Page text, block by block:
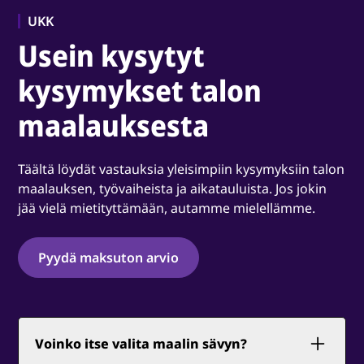
UKK
Usein kysytyt
kysymykset talon
maalauksesta
Täältä löydät vastauksia yleisimpiin kysymyksiin talon
maalauksen, työvaiheista ja aikatauluista. Jos jokin
jää vielä mietityttämään, autamme mielellämme.
Pyydä maksuton arvio
Voinko itse valita maalin sävyn?